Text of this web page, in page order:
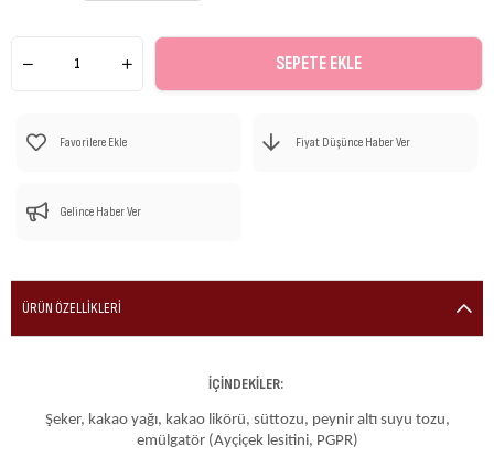
Favorilere Ekle Fiyat Düşünce Haber Ver
Gelince Haber Ver
ÜRÜN ÖZELLIKLERI
İÇİNDEKİLER:
Şeker, kakao yağı, kakao likörü, süttozu, peynir altı suyu tozu,
emülgatör (Ayçiçek lesitini, PGPR)